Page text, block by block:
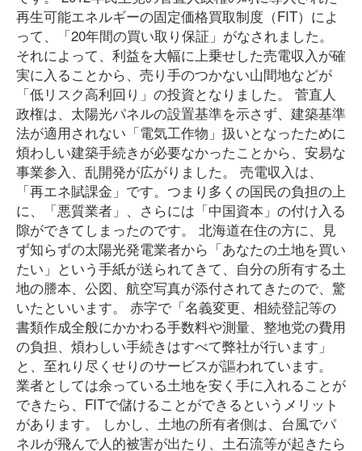
再生可能エネルギーの固定価格買取制度（FIT）によ
って、「20年間の買い取り保証」がなされました。
それによって、利益を大幅に上乗せした売電収入が確
実に入ることから、売り手のつかない山間地などが
「低リスク高利回り」の投資となりました。 菅直人
政権は、太陽光パネルの設置基準を示さず、建築基準
法が適用されない「電気工作物」扱いとなったために
煩わしい建築手続きが必要なかったことから、安易な
事業参入、乱開発が広がりました。 売電収入は、
「再エネ賦課金」です。つまり多くの国民の負担の上
に、「悪質業者」、さらには「中国資本」の付け入る
隙ができてしまったのです。 北海道在住の方に、見
ず知らずの太陽光発電業者から「あなたの土地を買い
たい」という手紙が送られてきて、自分の所有する土
地の謄本、公図、航空写真が添付されてきたので、驚
いたといいます。 赤字で「名義変更、相続登記等の
書類作成全般にかかわる手数料や測量、整地党の費用
の負担、煩わしい手続きはすべて弊社が行います」
と、至れり尽くせりのサービスが謳われています。
業者としては余っている土地を安く手に入れることが
できたら、FITで儲けることができるというメリット
があります。 しかし、土地の所有者側は、台風でパ
ネルが飛んで人的被害が出たり、土石流等が起きたら